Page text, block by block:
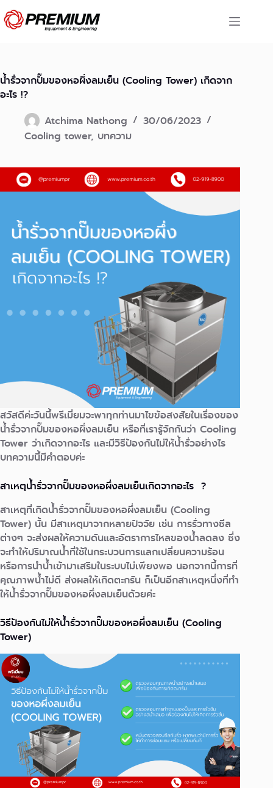
Skip
to
content
นํ้ารั่วจากปั๊มของหอผึ่งลมเย็น (Cooling Tower) เกิดจาก
อะไร !?
Atchima Nathong
30/06/2023
Cooling tower, บทความ
สวัสดีค่ะวันนี้พรีเมี่ยมจะพาทุกท่านมาไขข้อสงสัยในเรื่องของ
นํ้ารั่วจากปั๊มของหอผึ่งลมเย็น หรือที่เรารู้จักกันว่า Cooling
Tower ว่าเกิดจากอะไร และมีวิธีป้องกันไม่ให้น้ำรั่วอย่างไร
บทความนี้มีคำตอบค่ะ
สาเหตุนํ้ารั่วจากปั๊มของหอผึ่งลมเย็นเกิดจากอะไร ?
สาเหตุที่เกิดนํ้ารั่วจากปั๊มของหอผึ่งลมเย็น (Cooling
Tower) นั้น มีสาเหตุมาจากหลายปัจจัย เช่น การรั่วทางซีล
ต่างๆ จะส่งผลให้ความดันและอัตราการไหลของน้ำลดลง ซึ่ง
จะทําให้ปริมาณน้ำที่ใช้ในกระบวนการแลกเปลี่ยนความร้อน
หรือการนําน้ำเข้ามาเสริมในระบบไม่เพียงพอ นอกจากนี้การที่
คุณภาพน้ำไม่ดี ส่งผลให้เกิดตะกรัน ก็เป็นอีกสาเหตุหนึ่งที่ทำ
ให้นํ้ารั่วจากปั๊มของหอผึ่งลมเย็นด้วยค่ะ
วิธีป้องกันไม่ให้นํ้ารั่วจากปั๊มของหอผึ่งลมเย็น (Cooling
Tower)